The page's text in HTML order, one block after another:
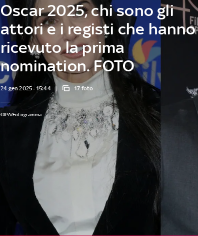
Oscar 2025, chi sono gli
attori e i registi che hanno
ricevuto la prima
nomination. FOTO
24 gen 2025 - 15:44 17 foto
©IPA/Fotogramma